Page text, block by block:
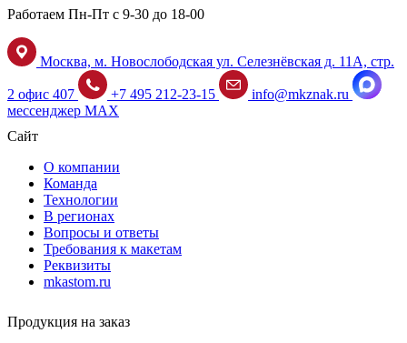
Работаем Пн-Пт с 9-30 до 18-00
Москва, м. Новослободская ул. Селезнёвская д. 11А, стр.
2 офис 407 +7 495 212-23-15
info@mkznak.ru
мессенджер MAX
Сайт
О компании
Команда
Технологии
В регионах
Вопросы и ответы
Требования к макетам
Реквизиты
mkastom.ru
Продукция на заказ